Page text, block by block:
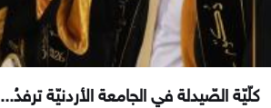
كلّيّة الصّيدلة في الجامعة الأردنيّة ترفدُ...